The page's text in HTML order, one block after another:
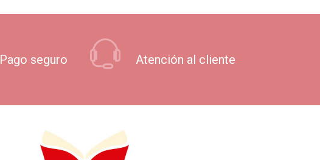
seguro Atención al cliente